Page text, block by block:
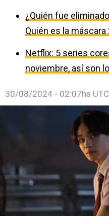
¿Quién fue
Quién es la máscara
Netflix: 5 series
noviembre, así son
30/08/2024 - 02:07hs UTC